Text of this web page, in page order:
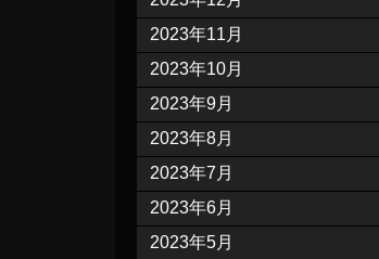
2023年11月
2023年10月
2023年9月
2023年8月
2023年7月
2023年6月
2023年5月